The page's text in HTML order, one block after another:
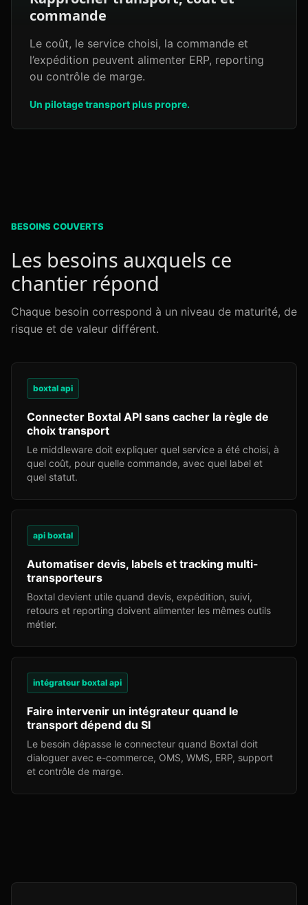
commande
Le coût, le service choisi, la commande et
l’expédition peuvent alimenter ERP, reporting
ou contrôle de marge.
Un pilotage transport plus propre.
BESOINS COUVERTS
Les besoins auxquels ce
chantier répond
Chaque besoin correspond à un niveau de maturité, de
risque et de valeur différent.
boxtal api
Connecter Boxtal API sans cacher la règle de
choix transport
Le middleware doit expliquer quel service a été choisi, à
quel coût, pour quelle commande, avec quel label et
quel statut.
api boxtal
Automatiser devis, labels et tracking multi-
transporteurs
Boxtal devient utile quand devis, expédition, suivi,
retours et reporting doivent alimenter les mêmes outils
métier.
intégrateur boxtal api
Faire intervenir un intégrateur quand le
transport dépend du SI
Le besoin dépasse le connecteur quand Boxtal doit
dialoguer avec e-commerce, OMS, WMS, ERP, support
et contrôle de marge.